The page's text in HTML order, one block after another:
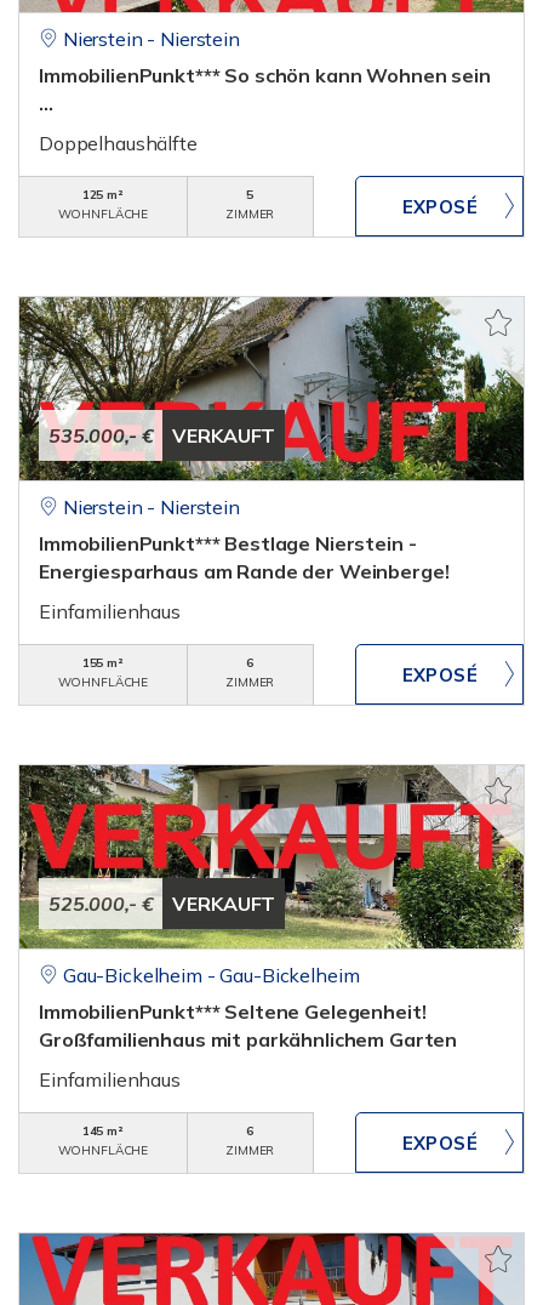
Nierstein - Nierstein
ImmobilienPunkt*** So schön kann Wohnen sein
...
Doppelhaushälfte
125 m²
WOHNFLÄCHE
5
ZIMMER
535.000,- € VERKAUFT
Nierstein - Nierstein
ImmobilienPunkt*** Bestlage Nierstein -
Energiesparhaus am Rande der Weinberge!
Einfamilienhaus
155 m²
WOHNFLÄCHE
6
ZIMMER
525.000,- € VERKAUFT
Gau-Bickelheim - Gau-Bickelheim
ImmobilienPunkt*** Seltene Gelegenheit!
Großfamilienhaus mit parkähnlichem Garten
Einfamilienhaus
145 m²
WOHNFLÄCHE
6
ZIMMER